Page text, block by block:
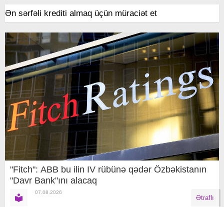
Ən sərfəli krediti almaq üçün müraciət et
"Fitch": ABB bu ilin IV rübünə qədər Özbəkistanın
"Davr Bank"ını alacaq
07.08.2026
Ətraflı